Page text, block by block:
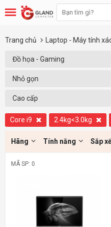
Trang chủ Laptop - Máy tính
Đồ họa - Gaming
Nhỏ gọn
Cao cấp
Core i9 2.4kg<3.0kg
Hãng Tính năng Sắp
MÃ SP: 0